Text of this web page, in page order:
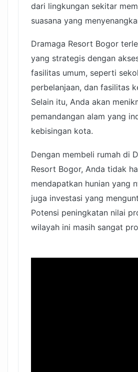
dari lingkungan sekitar
suasana yang
Dramaga Resort Bogor
yang strategis dengan
fasilitas umum, seperti
perbelanjaan, dan fasilitas
Selain itu, Anda akan
pemandangan alam yang
kebisingan kota.
Dengan membeli rumah di
Resort Bogor, Anda tidak
mendapatkan hunian yang
juga investasi yang
Potensi peningkatan nilai
wilayah ini masih sangat